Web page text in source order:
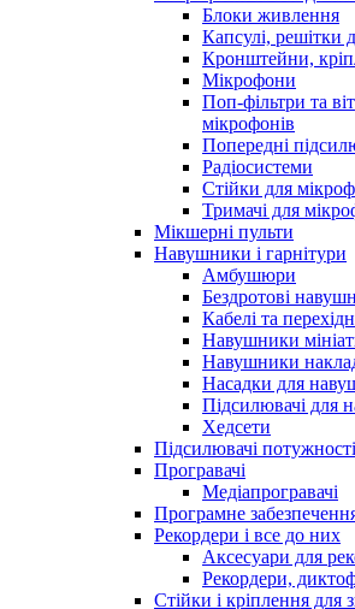
Блоки живлення
Капсулі, решітки
Кронштейни,
Мікрофони
Поп-фільтри та
мікрофонів
Попередні
Радіосистеми
Стійки для
Тримачі для
Мікшерні пульти
Навушники і гарнітури
Амбушюри
Бездротові
Кабелі та
Навушники
Навушники
Насадки для
Підсилювачі для
Хедсети
Підсилювачі потужності
Програвачі
Медіапрогравачі
Програмне
Рекордери і все до них
Аксесуари для
Рекордери,
Стійки і кріплення для